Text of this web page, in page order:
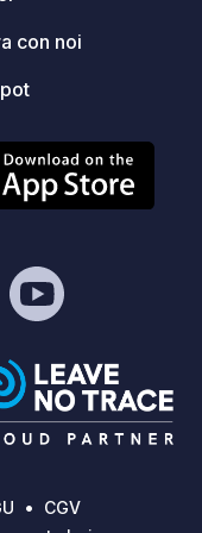
con noi
CGV